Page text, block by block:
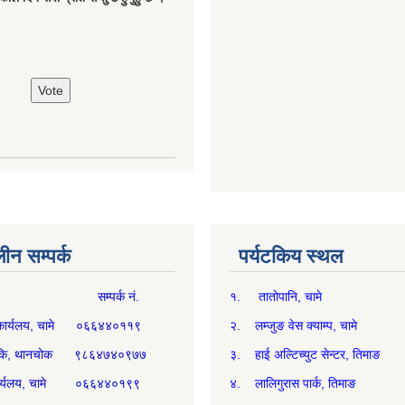
सम्पर्क
नं.
कार्यलय, चामे ०६६४४०११९
थानचोक ९८६४७४०९७७
चामे ०६६४४०१९९
पर्यटकिय स्थल
१. तातोपानि, चामे
२. लम्जुङ वेस क्याम्प, चामे
३. हाई अल्टिच्युट सेन्टर, तिमाङ
४. लालिगुरास पार्क, तिमाङ